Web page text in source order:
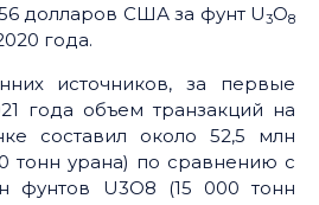
долларов США за фунт U3O8
года.
источников, за первые
года объем транзакций на
составил около 52,5 млн
тонн урана) по сравнению с
фунтов U3O8 (15 000 тонн